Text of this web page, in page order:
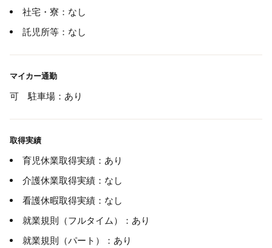
社宅・寮：なし
託児所等：なし
マイカー通勤
可 駐車場：あり
取得実績
育児休業取得実績：あり
介護休業取得実績：なし
看護休暇取得実績：なし
就業規則（フルタイム）：あり
就業規則（パート）：あり